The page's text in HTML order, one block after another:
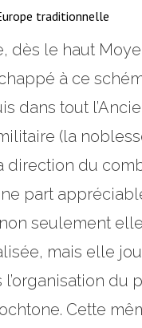
traditionnelle
dès le haut
à ce
dans tout
(la
direction du
part
seulement elle
mais elle
du
Cette